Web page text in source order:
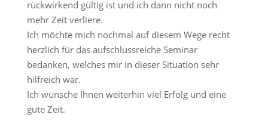
rückwirkend gültig ist und ich dann nicht noch
mehr Zeit verliere.
Ich möchte mich nochmal auf diesem Wege recht
herzlich für das aufschlussreiche Seminar
bedanken, welches mir in dieser Situation sehr
hilfreich war.
Ich wünsche Ihnen weiterhin viel Erfolg und eine
gute Zeit.